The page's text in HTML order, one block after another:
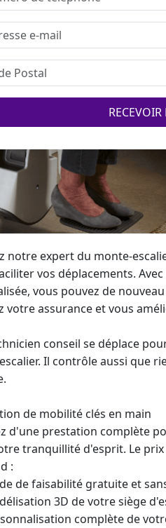
notre expert du monte-
vos déplacements.
vous pouvez de
votre assurance et vous
conseil se déplace
Il contrôle aussi que
.
de mobilité clés en main
d'une prestation complète
tranquillité d'esprit. Le
:
de faisabilité gratuite et
3D de votre siège
complète de